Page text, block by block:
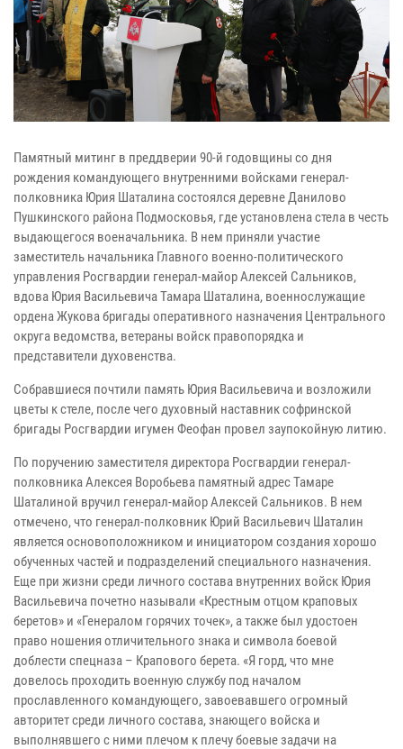
Памятный митинг в преддверии 90-й годовщины со дня
рождения командующего внутренними войсками генерал-
полковника Юрия Шаталина состоялся деревне Данилово
Пушкинского района Подмосковья, где установлена стела в честь
выдающегося военачальника. В нем приняли участие
заместитель начальника Главного военно-политического
управления Росгвардии генерал-майор Алексей Сальников,
вдова Юрия Васильевича Тамара Шаталина, военнослужащие
ордена Жукова бригады оперативного назначения Центрального
округа ведомства, ветераны войск правопорядка и
представители духовенства.
Собравшиеся почтили память Юрия Васильевича и возложили
цветы к стеле, после чего духовный наставник софринской
бригады Росгвардии игумен Феофан провел заупокойную литию.
По поручению заместителя директора Росгвардии генерал-
полковника Алексея Воробьева памятный адрес Тамаре
Шаталиной вручил генерал-майор Алексей Сальников. В нем
отмечено, что генерал-полковник Юрий Васильевич Шаталин
является основоположником и инициатором создания хорошо
обученных частей и подразделений специального назначения.
Еще при жизни среди личного состава внутренних войск Юрия
Васильевича почетно называли «Крестным отцом краповых
беретов» и «Генералом горячих точек», а также был удостоен
право ношения отличительного знака и символа боевой
доблести спецназа – Крапового берета. «Я горд, что мне
довелось проходить военную службу под началом
прославленного командующего, завоевавшего огромный
авторитет среди личного состава, знающего войска и
выполнявшего с ними плечом к плечу боевые задачи на